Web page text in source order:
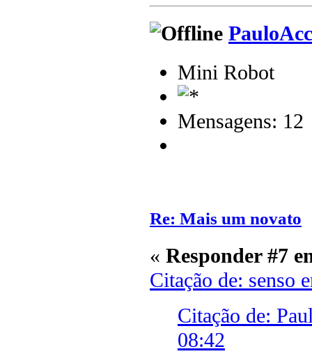
Mini Robot
Mensagens: 12
Re: Mais um novato
« Responder #7
Citação de: senso
Citação de:
08:42